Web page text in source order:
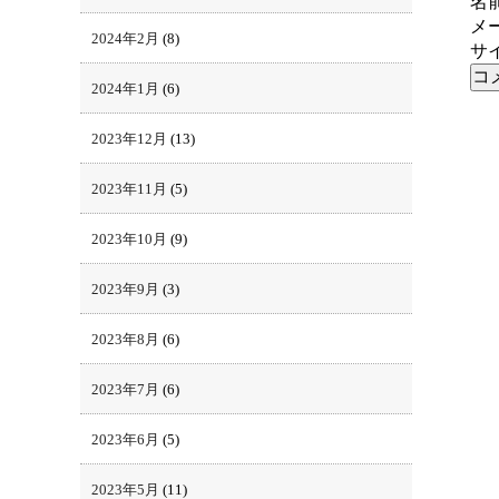
メ
サ
2024年2月 (8)
2024年1月 (6)
2023年12月 (13)
2023年11月 (5)
2023年10月 (9)
2023年9月 (3)
2023年8月 (6)
2023年7月 (6)
2023年6月 (5)
2023年5月 (11)